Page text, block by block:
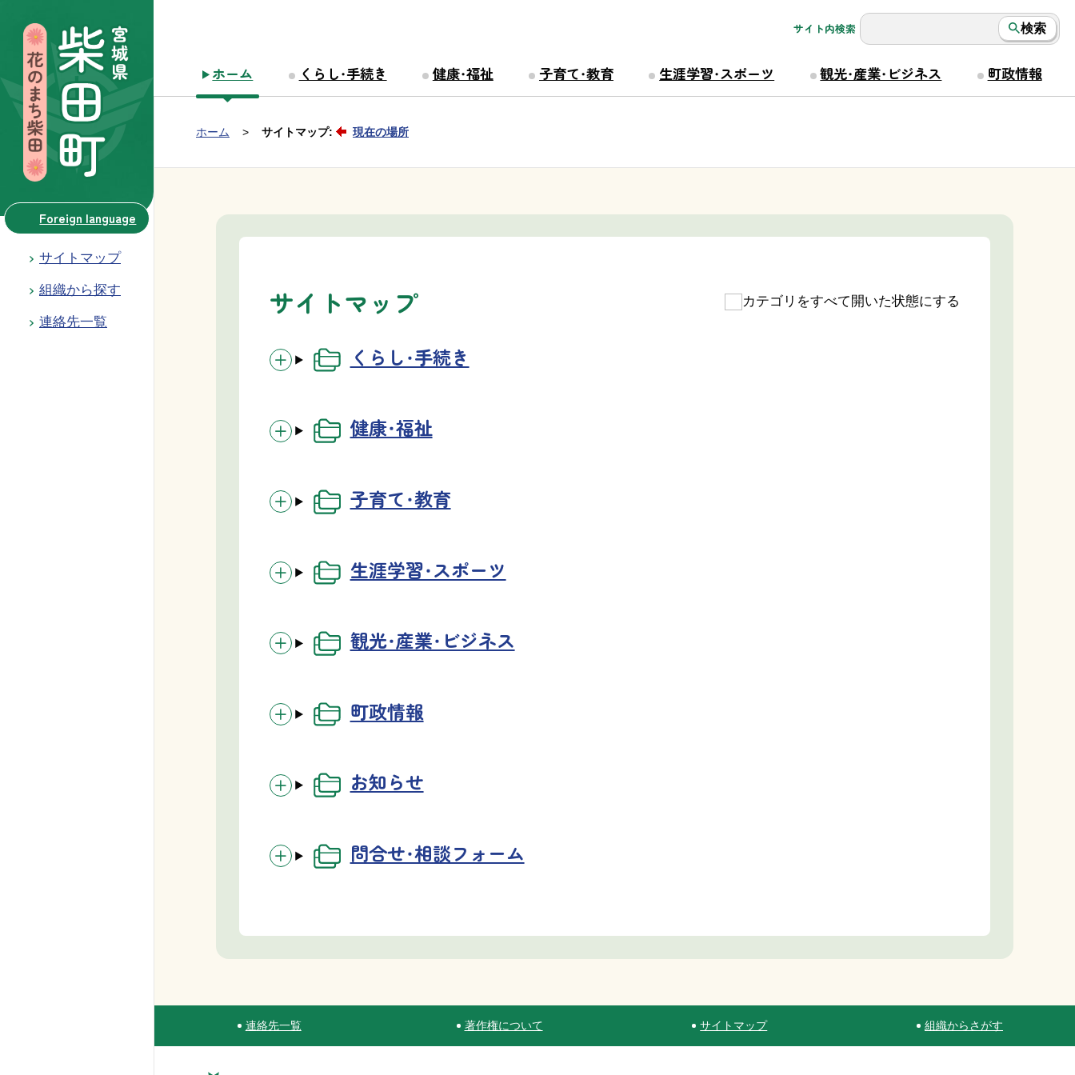
Foreign language
サイトマップ
組織から探す
連絡先一覧
サイト内検索 検索
Group NAV
ホーム くらし・手続き 健康・福祉 子育て・教育 生涯学習・スポーツ 観光・産業・ビジネス 町政情報
現在位置：
ホーム サイトマップ: 現在の場所
サイトマップ カテゴリをすべて開いた状態にする
くらし・手続き
健康・福祉
子育て・教育
生涯学習・スポーツ
観光・産業・ビジネス
町政情報
お知らせ
問合せ・相談フォーム
Site Navigation
連絡先一覧 著作権について サイトマップ 組織からさがす